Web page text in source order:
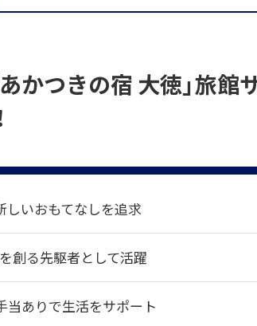
つきの宿 大徳」旅館
しいおもてなしを追求
創る先駆者として活躍
当ありで生活をサポート